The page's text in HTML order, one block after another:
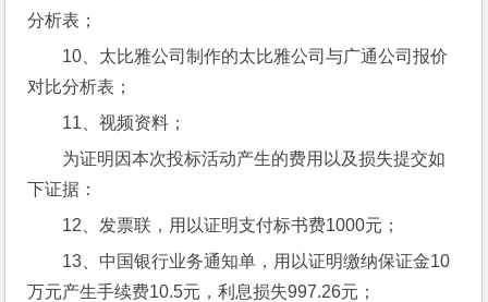
分析表；
10、太比雅公司制作的太比雅公司与广通公司报价
对比分析表；
11、视频资料；
为证明因本次投标活动产生的费用以及损失提交如
下证据：
12、发票联，用以证明支付标书费1000元；
13、中国银行业务通知单，用以证明缴纳保证金10
万元产生手续费10.5元，利息损失997.26元；